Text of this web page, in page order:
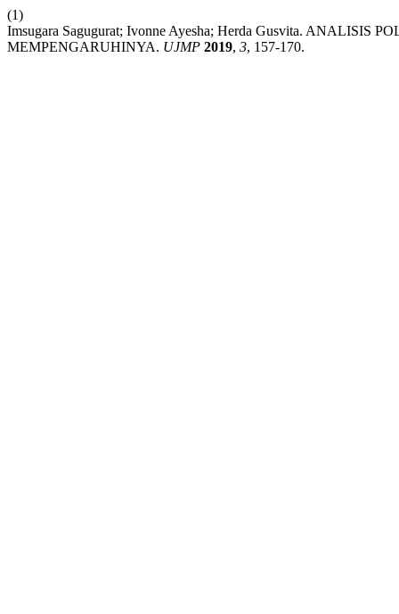
(1)
Imsugara Sagugurat; Ivonne Ayesha; Herda Gusvita.
MEMPENGARUHINYA. UJMP 2019, 3, 157-170.